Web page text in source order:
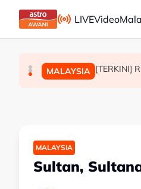
Skip to main content
LIVEVideo
MALAYSIA Puteri
DUNIA Bangunan
MALAYSIA [TERKINI]
MALAYSIA
Sultan,